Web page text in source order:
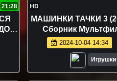
21:28 HD
МАШИНКИ ТАЧКИ 3
Сборник
Машинки все
2024-10-04 14:34